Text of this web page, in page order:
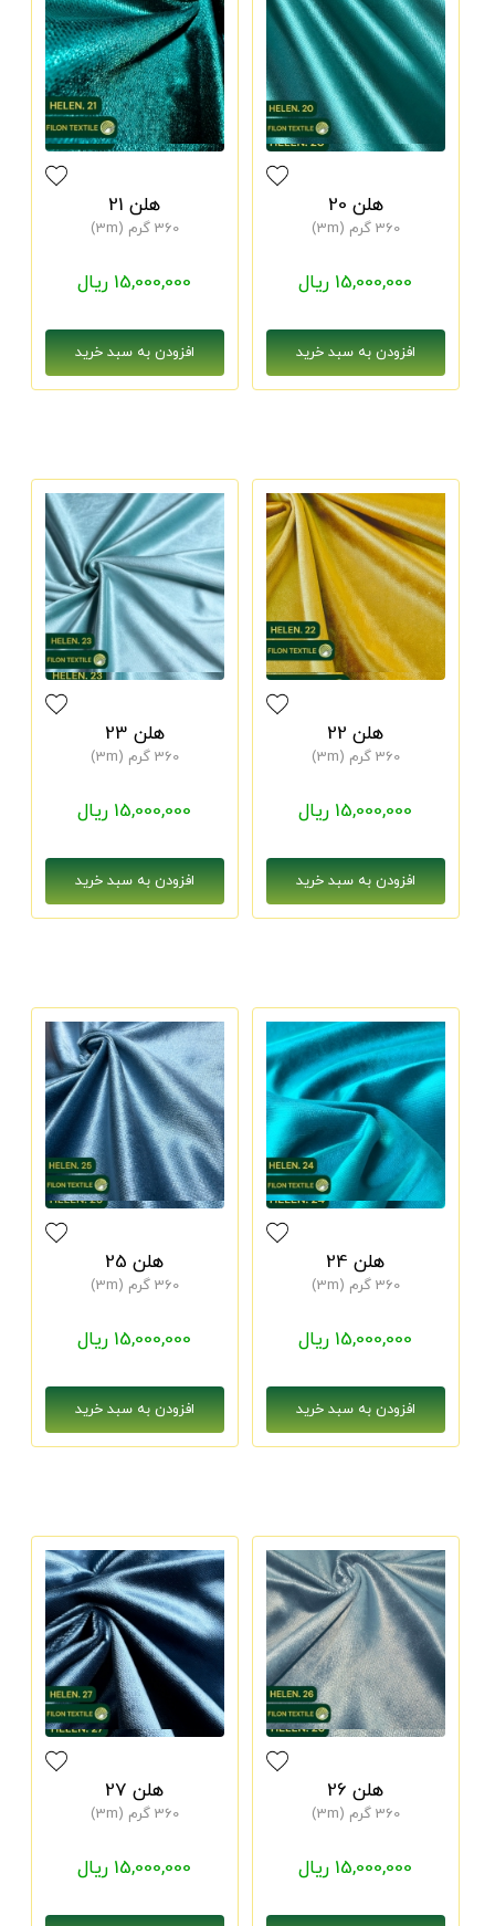
هلن 20
360 گرم (3m)
15,000,000 ریال
هلن 21
360 گرم (3m)
15,000,000 ریال
هلن 22
360 گرم (3m)
15,000,000 ریال
هلن 23
360 گرم (3m)
15,000,000 ریال
هلن 24
360 گرم (3m)
15,000,000 ریال
هلن 25
360 گرم (3m)
15,000,000 ریال
هلن 26
360 گرم (3m)
15,000,000 ریال
هلن 27
360 گرم (3m)
15,000,000 ریال